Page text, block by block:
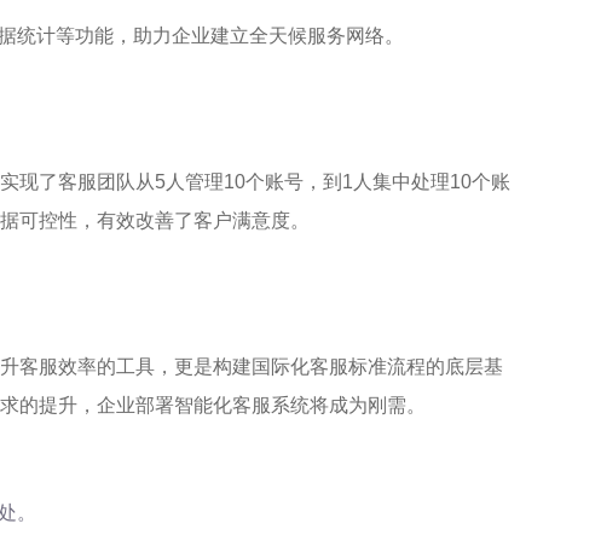
计等功能，助力企业建立全天候服务网络。
现了客服团队从5人管理10个账号，到1人集中处理10个账
可控性，有效改善了客户满意度。
客服效率的工具，更是构建国际化客服标准流程的底层基
的提升，企业部署智能化客服系统将成为刚需。
。